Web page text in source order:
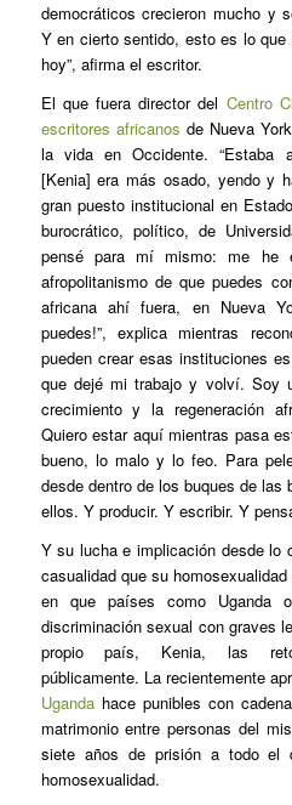
democráticos crecieron mucho y
Y en cierto sentido, esto es lo
hoy”, afirma el escritor.
El que fuera director del Centro
escritores africanos de Nueva
la vida en Occidente. “Estaba
[Kenia] era más osado, yendo y
gran puesto institucional en
burocrático, político, de
pensé para mí mismo: me he
afropolitanismode que puedes
africana ahí fuera, en Nueva
puedes!”, explica mientras
pueden crear esas instituciones
que dejé mi trabajo y volví. Soy
crecimiento y la regeneración
Quiero estar aquí mientras pasa
bueno, lo malo y lo feo. Para
desde dentro de los buques de las
ellos. Y producir. Y escribir. Y
Y su lucha e implicación desde lo
casualidad que su
en que países como Uganda
discriminación sexual con graves
propio país, Kenia, las
públicamente. La recientemente
Ugandahace punibles con
matrimonio entre personas del
siete años de prisión a todo el
homosexualidad.